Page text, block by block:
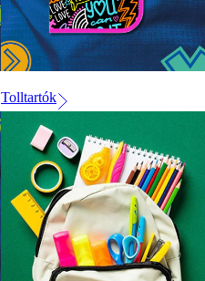
Tolltartók